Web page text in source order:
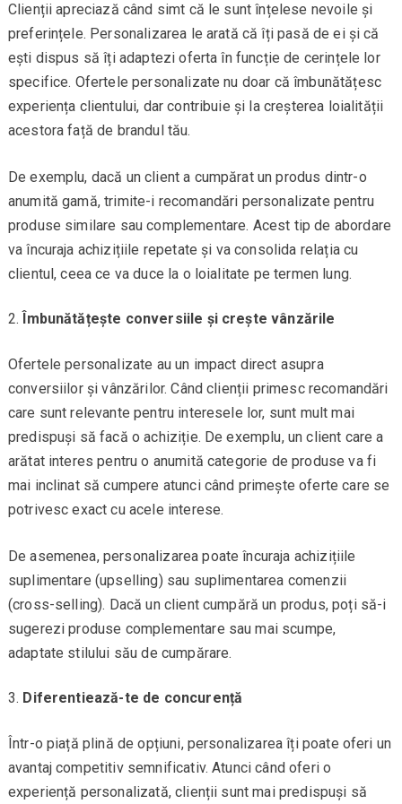
Clienții apreciază când simt că le sunt înțelese nevoile și
preferințele. Personalizarea le arată că îți pasă de ei și că
ești dispus să îți adaptezi oferta în funcție de cerințele lor
specifice. Ofertele personalizate nu doar că îmbunătățesc
experiența clientului, dar contribuie și la creșterea loialității
acestora față de brandul tău.
De exemplu, dacă un client a cumpărat un produs dintr-o
anumită gamă, trimite-i recomandări personalizate pentru
produse similare sau complementare. Acest tip de abordare
va încuraja achizițiile repetate și va consolida relația cu
clientul, ceea ce va duce la o loialitate pe termen lung.
Îmbunătățește conversiile și crește vânzările
Ofertele personalizate au un impact direct asupra
conversiilor și vânzărilor. Când clienții primesc recomandări
care sunt relevante pentru interesele lor, sunt mult mai
predispuși să facă o achiziție. De exemplu, un client care a
arătat interes pentru o anumită categorie de produse va fi
mai inclinat să cumpere atunci când primește oferte care se
potrivesc exact cu acele interese.
De asemenea, personalizarea poate încuraja achizițiile
suplimentare (upselling) sau suplimentarea comenzii
(cross-selling). Dacă un client cumpără un produs, poți să-i
sugerezi produse complementare sau mai scumpe,
adaptate stilului său de cumpărare.
Diferentiează-te de concurență
Într-o piață plină de opțiuni, personalizarea îți poate oferi un
avantaj competitiv semnificativ. Atunci când oferi o
experiență personalizată, clienții sunt mai predispuși să